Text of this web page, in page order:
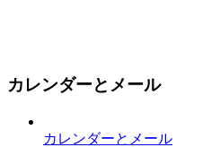
カレンダーとメール
カレンダーとメール